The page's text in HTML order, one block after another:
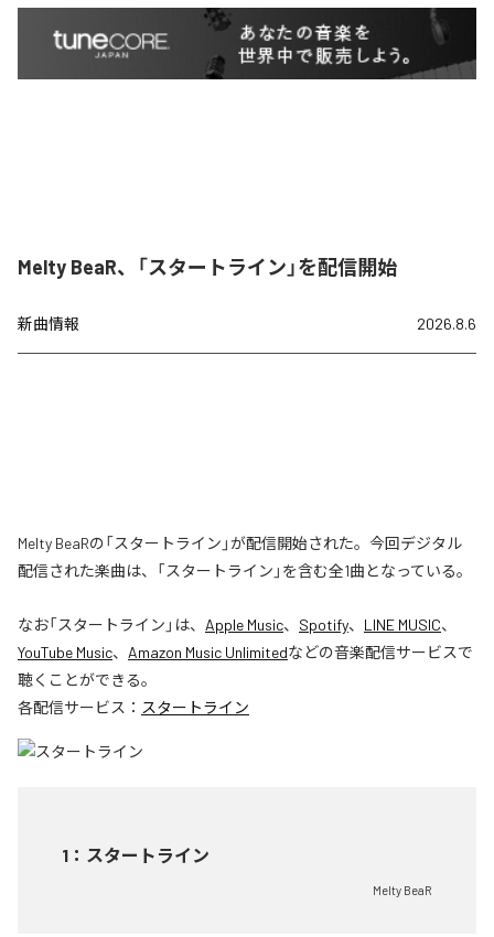
Melty BeaR、「スタートライン」を配信開始
新曲情報 2026.8.6
Melty BeaRの「スタートライン」が配信開始された。今回デジタル
配信された楽曲は、「スタートライン」を含む全1曲となっている。
なお「スタートライン 」は、 Apple Music、 Spotify、 LINE MUSIC、
YouTube Music、 Amazon Music Unlimitedなどの音楽配信サービスで
聴くことができる。
各配信サービス： スタートライン
1 ： スタートライン
Melty BeaR